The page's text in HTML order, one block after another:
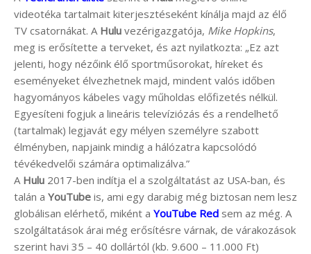
videotéka tartalmait kiterjesztéseként kínálja majd az élő
TV csatornákat. A Hulu vezérigazgatója, Mike Hopkins,
meg is erősítette a terveket, és azt nyilatkozta: „Ez azt
jelenti, hogy nézőink élő sportműsorokat, híreket és
eseményeket élvezhetnek majd, mindent valós időben
hagyományos kábeles vagy műholdas előfizetés nélkül.
Egyesíteni fogjuk a lineáris televíziózás és a rendelhető
(tartalmak) legjavát egy mélyen személyre szabott
élményben, napjaink mindig a hálózatra kapcsolódó
tévékedvelői számára optimalizálva.”
A Hulu 2017-ben indítja el a szolgáltatást az USA-ban, és
talán a YouTube is, ami egy darabig még biztosan nem lesz
globálisan elérhető, miként a YouTube Red sem az még. A
szolgáltatások árai még erősítésre várnak, de várakozások
szerint havi 35 – 40 dollártól (kb. 9.600 – 11.000 Ft)